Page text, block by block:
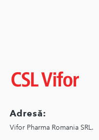
Imagine
Adresă:
Vifor Pharma Romania SRL.